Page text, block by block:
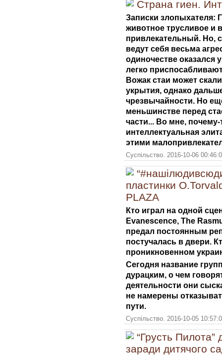
Страна гиен.
Записки злопыхателя:
животное трусливое и
привлекательный. Но,
ведут себя весьма
одиночестве оказался
легко
Вожак стаи может
укрытия, однако
чрезвычайности. Но
меньшинстве перед
части... Во мне,
интеллектуальная
этими
Суспільство. 2016-10-06
пластинки
PLAZA
Кто играл на одной
Evanescence, The
предал постоянным
постучалась в двери.
проникновенном
Сегодня название
дурацким, о чем
деятельности они
не намерены
пути.
Суспільство. 2016-10-05
“Грусть Пилота”
заради дитячого